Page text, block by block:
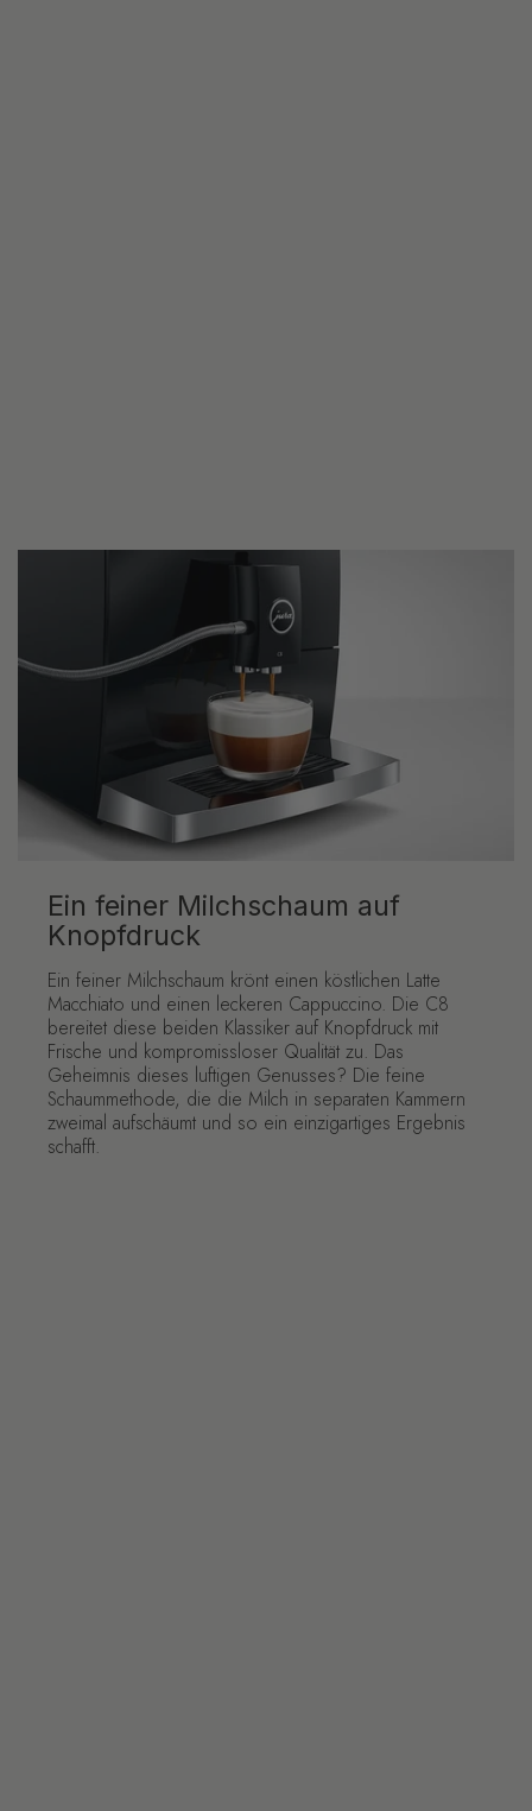
Ein feiner Milchschaum auf
Knopfdruck
Ein feiner Milchschaum krönt einen köstlichen Latte
Macchiato und einen leckeren Cappuccino. Die C8
bereitet diese beiden Klassiker auf Knopfdruck mit
Frische und kompromissloser Qualität zu. Das
Geheimnis dieses luftigen Genusses? Die feine
Schaummethode, die die Milch in separaten Kammern
zweimal aufschäumt und so ein einzigartiges Ergebnis
schafft.